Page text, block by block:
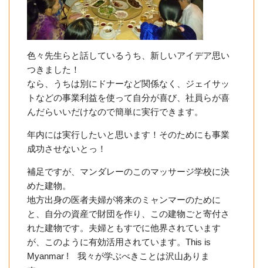
色々先生らと話しているうち、新しいアイデア思い
つきました！
なら、うちは別にドナーなど関係なく、ジェイサッ
トなどの事業利益を使って自分が喜び、社員らが喜
んだらいいだけなので簡単に実行できます。
年内には実行したいと思います！そのためにも事業
成功させないとっ！
補足ですが、マンダレーのこのマッサージ学校に決
めた建物。
地方出身の医者夫婦が将来のミャンマーのために
と、自分の資産で財団を作り、この建物ごと寄付さ
れた建物です。夫婦ともすでに他界されています
が、このように有効活用されています。This is
Myanmar ! 我々が学ぶべきことは沢山ありま